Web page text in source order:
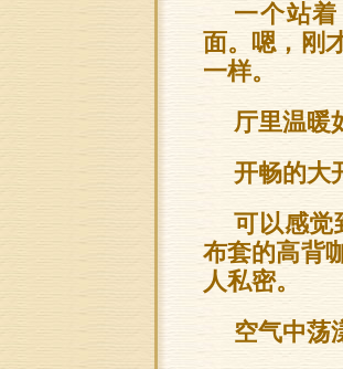
一个站
面。嗯，刚
一样。
厅里温暖
开畅的大
可以感觉
布套的高背
人私密。
空气中荡